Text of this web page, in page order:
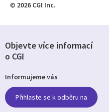
© 2026 CGI Inc.
Objevte více informací
o CGI
Informujeme vás
Přihlaste se k odběru na